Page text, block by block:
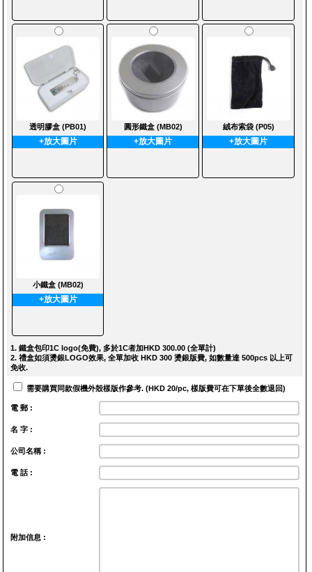
透明膠盒 (PB01)
+放大圖片
圓形鐵盒 (MB02)
+放大圖片
絨布索袋 (P05)
+放大圖片
小鐵盒 (MB02)
+放大圖片
1. 鐵盒包印1C logo(免費), 多於1C者加HKD 300.00 (全單計)
2. 禮盒如須燙銀LOGO效果, 全單加收 HKD 300 燙銀版費, 如數量達 500pcs 以上可
免收.
需要購買同款假機外殼樣版作參考. (HKD 20/pc, 樣版費可在下單後全數退回)
電 郵 :
名 字 :
公司名稱 :
電 話 :
附加信息 :